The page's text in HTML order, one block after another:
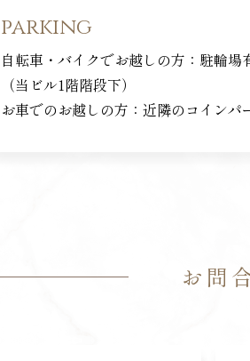
parking
自転車・バイクでお越しの方：駐輪場
（当ビル1階階段下）
お車でのお越しの方：近隣のコインパ
お問